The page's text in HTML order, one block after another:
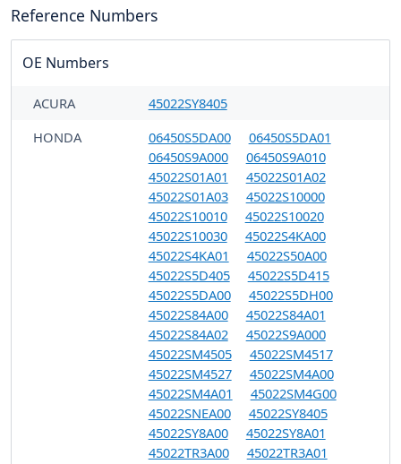
Reference Numbers
OE Numbers
ACURA
45022SY8405
HONDA
06450S5DA00
06450S5DA01
06450S9A000
06450S9A010
45022S01A01
45022S01A02
45022S01A03
45022S10000
45022S10010
45022S10020
45022S10030
45022S4KA00
45022S4KA01
45022S50A00
45022S5D405
45022S5D415
45022S5DA00
45022S5DH00
45022S84A00
45022S84A01
45022S84A02
45022S9A000
45022SM4505
45022SM4517
45022SM4527
45022SM4A00
45022SM4A01
45022SM4G00
45022SNEA00
45022SY8405
45022SY8A00
45022SY8A01
45022TR3A00
45022TR3A01